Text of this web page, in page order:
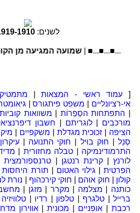
לשנים: -1910
שמועה המגיעה מן הקוטב:
[ עמוד ראשי - המצאות|
אי-רציונליים
משפט פיתגורס|
התפתחות הסְפַרוֹת משוואות
מורכבים |לוגריתם חשבון
הציפה
זכוכית מגדלת משקפיים
סְנֵל| חוק בויל חוקי התנועה |
התרמודינמיקה
טבלה מחזורית
לורנץ|קרינת רנטגן טרנספורמצית
הפרטית| גילוי האטום תורת היחסות
קולון
חוק אוהם חוקי קירכהוף נורת
כותנה
מצלמה מקרר מזגן
ברייל
טלגרף טלפון רדיו טלוויזיה
רכבת| אופניים מכונית|אווירון